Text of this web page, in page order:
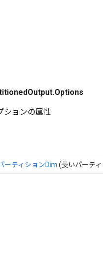
ションの属性
ーティションDim (長いパーテ